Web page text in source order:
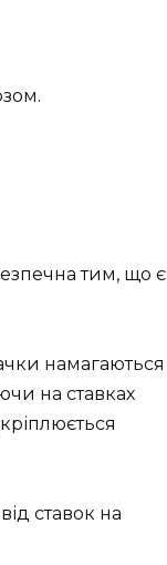
тим, що є
намагаються
на ставках
ставок на